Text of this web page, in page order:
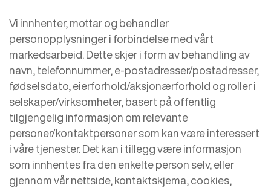
Vi innhenter, mottar og behandler
personopplysninger i forbindelse med vårt
markedsarbeid. Dette skjer i form av behandling av
navn, telefonnummer, e-postadresser/postadresser,
fødselsdato, eierforhold/aksjonærforhold og roller i
selskaper/virksomheter, basert på offentlig
tilgjengelig informasjon om relevante
personer/kontaktpersoner som kan være interessert
i våre tjenester. Det kan i tillegg være informasjon
som innhentes fra den enkelte person selv, eller
gjennom vår nettside, kontaktskjema, cookies,